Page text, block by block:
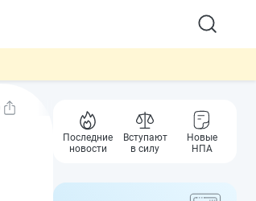
Последние
новости
Вступают
в силу
Новые
НПА